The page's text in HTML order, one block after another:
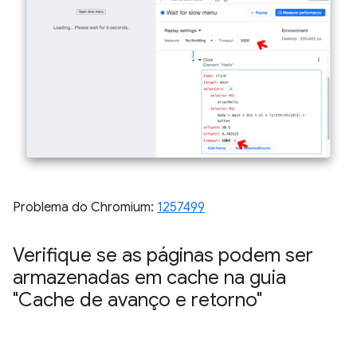
Problema do Chromium: 1257499
Verifique se as páginas podem ser
armazenadas em cache na guia
"Cache de avanço e retorno"